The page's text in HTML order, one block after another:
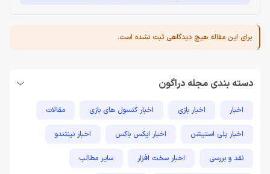
برای این مقاله هیچ دیدگاهی ثبت نشده است.
دسته بندی مجله دراگون
اخبار اخبار بازی اخبار کنسول های بازی مقالات
اخبار پلی استیشن اخبار ایکس باکس اخبار نینتندو
نقد و بررسی اخبار سخت افزار سایر مطالب